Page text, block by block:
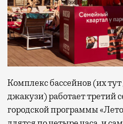
Комплекс бассейнов (их
джакузи) работает третий
городской программы